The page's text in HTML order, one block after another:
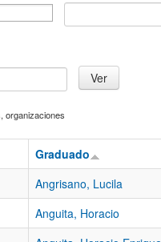
organizaciones
Graduado
Angrisano, Lucila
Anguita, Horacio